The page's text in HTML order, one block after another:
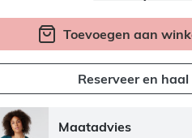
Toevoegen aan
Reserveer en haal
Maatadvies